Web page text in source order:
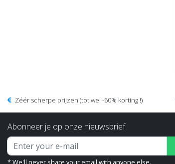
Zéér scherpe prijzen (tot wel -60% korting !)
Abonneer je op onze nieuwsbrief
* We'll never share your email with anyone else.